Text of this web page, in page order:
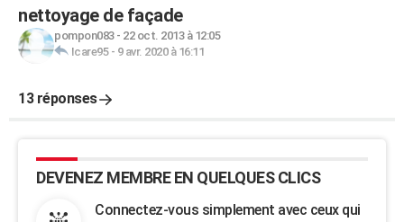
nettoyage de façade
pompon083- 22 oct. 2013 à 12:05
Icare95- 9 avr. 2020 à 16:11
13 réponses
DEVENEZ MEMBRE EN QUELQUES CLICS
Connectez-vous simplement avec ceux qui